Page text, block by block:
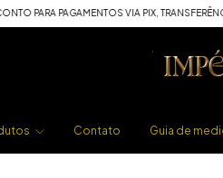
PARA PAGAMENTOS VIA PIX,
Contato Guia de